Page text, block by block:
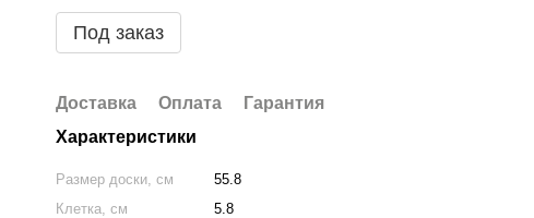
Под заказ
Доставка Оплата
Гарантия
Характеристики
Размер доски, см
55.8
Клетка, см
5.8